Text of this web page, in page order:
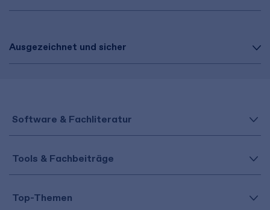
Ausgezeichnet und sicher
Software & Fachliteratur
Tools & Fachbeiträge
Top-Themen